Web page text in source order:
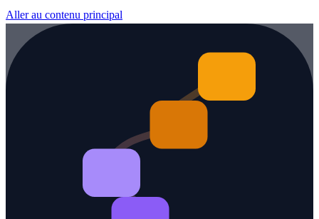
Aller au contenu principal